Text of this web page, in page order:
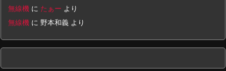
無線機 に たぁー より
無線機 に 野本和義 より